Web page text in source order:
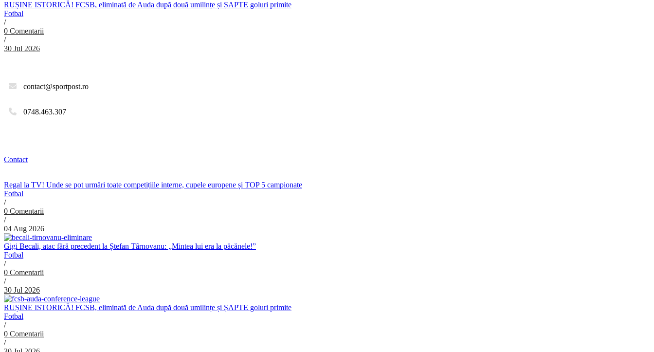
RUȘINE ISTORICĂ! FCSB, eliminată de Auda după două umilințe și ȘAPTE goluri primite
Fotbal
/
0 Comentarii
/
30 Jul 2026
contact@sportpost.ro
0748.463.307
Contact
Regal la TV! Unde se pot urmări toate competițiile interne, cupele europene și TOP 5 campionate
Fotbal
/
0 Comentarii
/
04 Aug 2026
Gigi Becali, atac fără precedent la Ștefan Târnovanu: „Mintea lui era la păcănele!”
Fotbal
/
0 Comentarii
/
30 Jul 2026
RUȘINE ISTORICĂ! FCSB, eliminată de Auda după două umilințe și ȘAPTE goluri primite
Fotbal
/
0 Comentarii
/